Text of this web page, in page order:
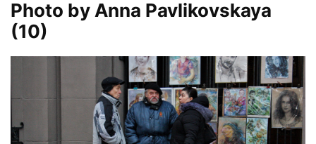
Photo by Anna Pavlikovskaya
(10)